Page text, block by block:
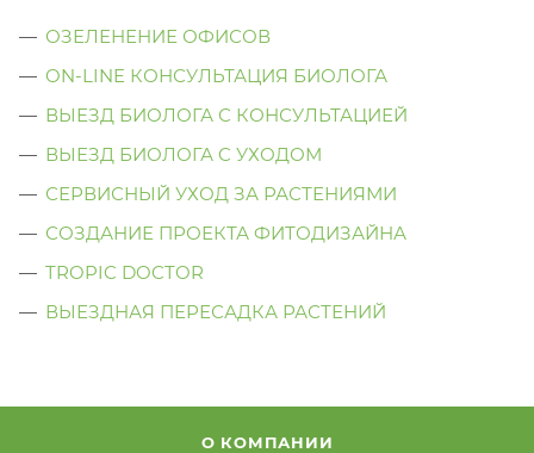
ОЗЕЛЕНЕНИЕ ОФИСОВ
ON-LINE КОНСУЛЬТАЦИЯ БИОЛОГА
ВЫЕЗД БИОЛОГА С КОНСУЛЬТАЦИЕЙ
ВЫЕЗД БИОЛОГА C УХОДОМ
СЕРВИСНЫЙ УХОД ЗА РАСТЕНИЯМИ
СОЗДАНИЕ ПРОЕКТА ФИТОДИЗАЙНА
TROPIC DOCTOR
ВЫЕЗДНАЯ ПЕРЕСАДКА РАСТЕНИЙ
О КОМПАНИИ